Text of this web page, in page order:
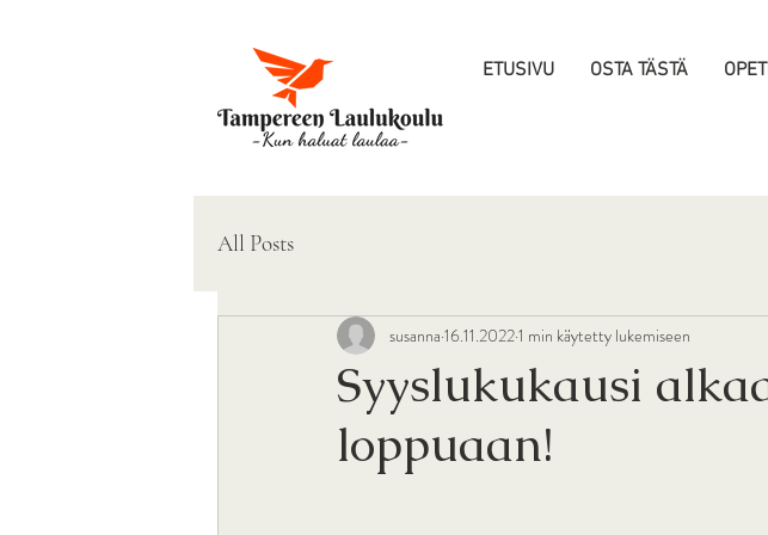
ETUSIVU OSTA TÄSTÄ
All Posts
Syyslukukausi
loppuaan!
susanna 16.11.20221 min käytetty lukemiseen